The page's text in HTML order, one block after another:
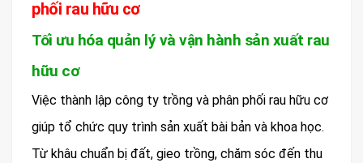
phối rau hữu cơ
Tối ưu hóa quản lý và vận hành sản xuất rau
hữu cơ
Việc thành lập công ty trồng và phân phối rau hữu cơ
giúp tổ chức quy trình sản xuất bài bản và khoa học.
Từ khâu chuẩn bị đất, gieo trồng, chăm sóc đến thu